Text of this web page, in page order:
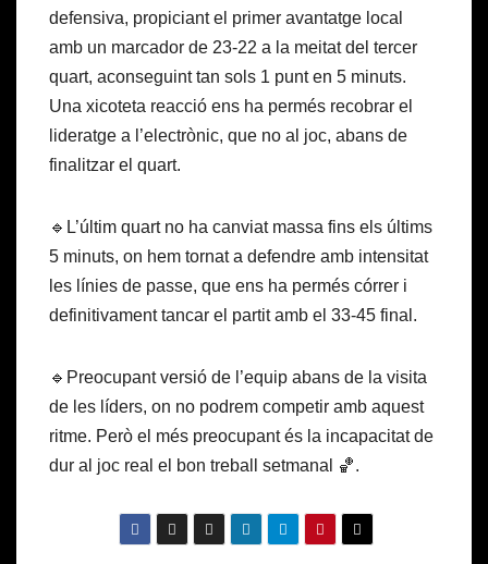
defensiva, propiciant el primer avantatge local
amb un marcador de 23-22 a la meitat del tercer
quart, aconseguint tan sols 1 punt en 5 minuts.
Una xicoteta reacció ens ha permés recobrar el
lideratge a l’electrònic, que no al joc, abans de
finalitzar el quart.
🔹L’últim quart no ha canviat massa fins els últims
5 minuts, on hem tornat a defendre amb intensitat
les línies de passe, que ens ha permés córrer i
definitivament tancar el partit amb el 33-45 final.
🔹Preocupant versió de l’equip abans de la visita
de les líders, on no podrem competir amb aquest
ritme. Però el més preocupant és la incapacitat de
dur al joc real el bon treball setmanal 🏀.